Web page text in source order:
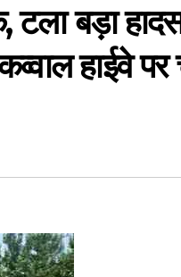
बड़ा
हाईवे